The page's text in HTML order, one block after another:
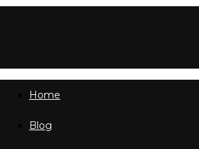
Friedrich
Home
Blog